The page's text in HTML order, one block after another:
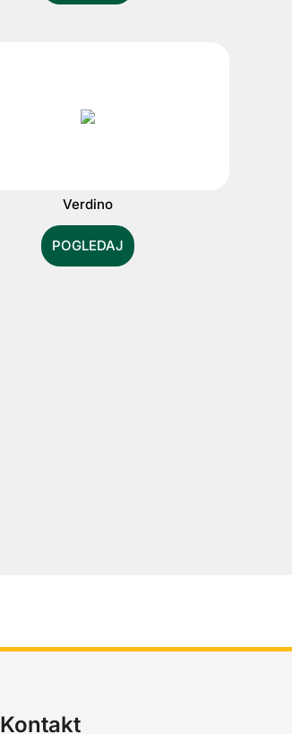
Verdino
POGLEDAJ
Kontakt